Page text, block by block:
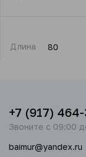
Длина 80
+7 (917)
Звоните с 09:00
baimur@yandex.ru